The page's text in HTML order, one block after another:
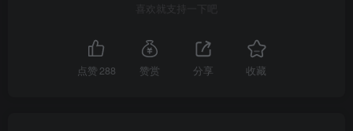
喜欢就支持一下吧
点赞288 赞赏 分享 收藏